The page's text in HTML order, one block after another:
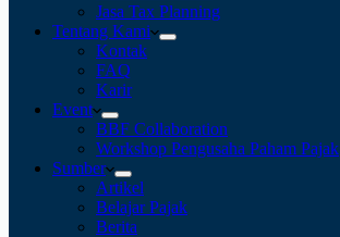
Jasa Tax Planning
Tentang Kami
Kontak
FAQ
Karir
Event
BBF Collaboration
Workshop Pengusaha Paham Pajak
Sumber
Artikel
Belajar Pajak
Berita